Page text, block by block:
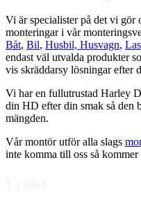
Vi är specialister på det vi gör
monteringar i vår
Båt, Bil, Husbil, Husvagn,
endast väl utvalda produkter
vis skräddarsy lösningar efter
Vi har en fullutrustad Harley
din HD efter din smak så den
mängden.
Vår montör utför alla slags
inte komma till oss så